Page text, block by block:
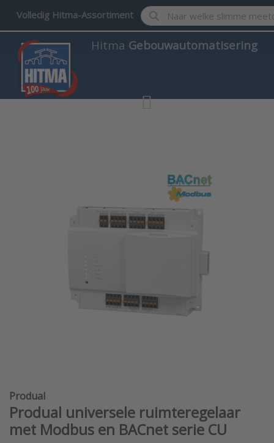
Volledig Hitma-Assortiment Enter a search term.
Hitma Gebouwautomatisering
Produal
Produal universele ruimteregelaar
met Modbus en BACnet serie CU